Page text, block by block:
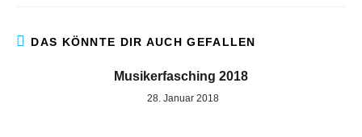
DAS KÖNNTE DIR AUCH GEFALLEN
Musikerfasching 2018
28. Januar 2018